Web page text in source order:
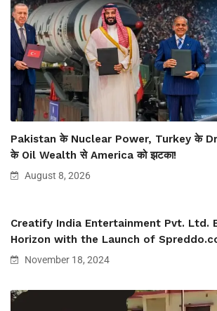
Pakistan के Nuclear Power, Turkey के
के Oil Wealth से America को झटका!
August 8, 2026
Creatify India Entertainment Pvt. Ltd.
Horizon with the Launch of
November 18, 2024